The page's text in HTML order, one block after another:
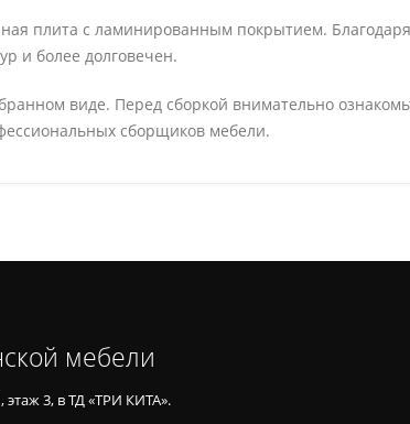
плита с ламинированным покрытием.
и более долговечен.
виде. Перед сборкой внимательно
сборщиков мебели.
мебели
этаж 3, в ТД «ТРИ КИТА».